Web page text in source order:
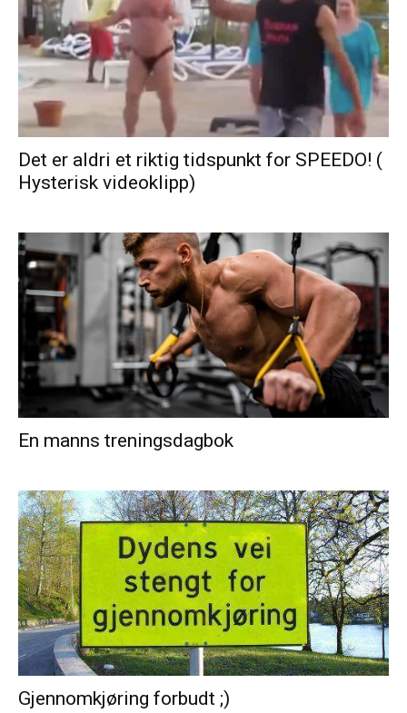
Det er aldri et riktig tidspunkt for SPEEDO! (
Hysterisk videoklipp)
En manns treningsdagbok
Gjennomkjøring forbudt ;)